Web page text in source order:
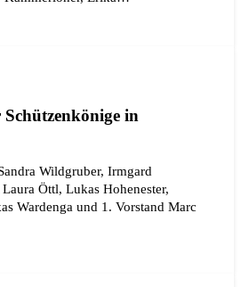
in
Wildgruber, Irmgard
Öttl, Lukas Hohenester,
Wardenga und 1. Vorstand Marc